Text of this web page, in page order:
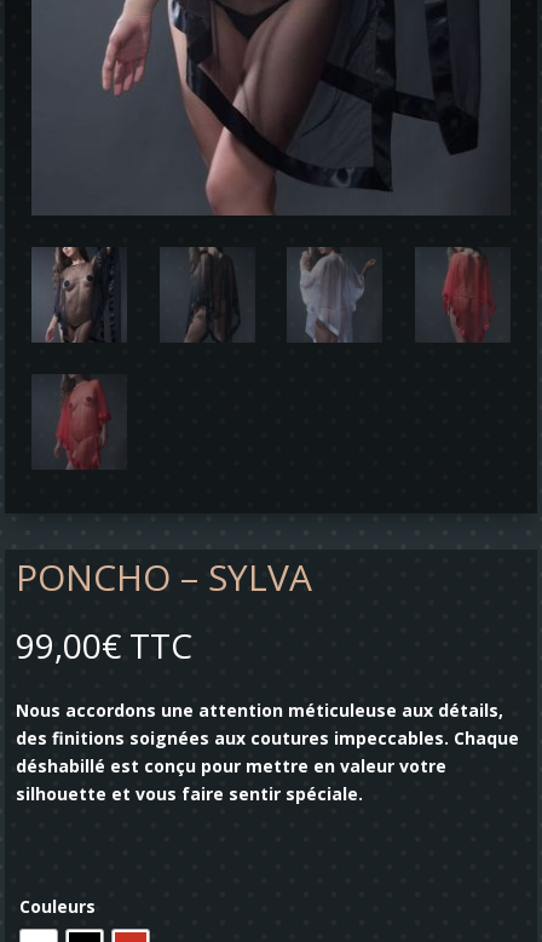
PONCHO – SYLVA
99,00€ TTC
Nous accordons une attention méticuleuse aux détails,
des finitions soignées aux coutures impeccables. Chaque
déshabillé est conçu pour mettre en valeur votre
silhouette et vous faire sentir spéciale.
Couleurs